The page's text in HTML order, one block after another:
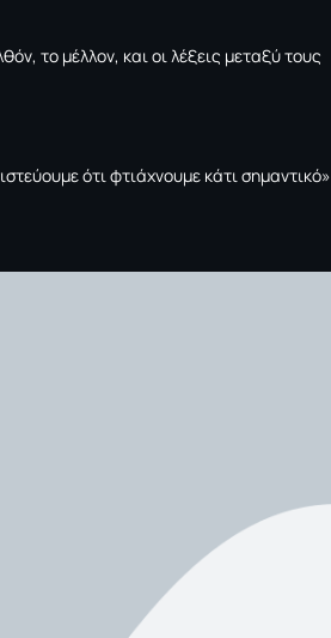
το μέλλον, και οι λέξεις μεταξύ τους
ότι φτιάχνουμε κάτι σημαντικό»